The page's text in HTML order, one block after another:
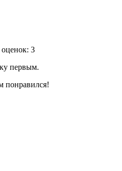
3
первым.
понравился!